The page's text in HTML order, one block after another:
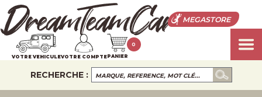
MEGASTORE
VOTRE VEHICULEVOTRE COMPTEPANIER
0
RECHERCHE :